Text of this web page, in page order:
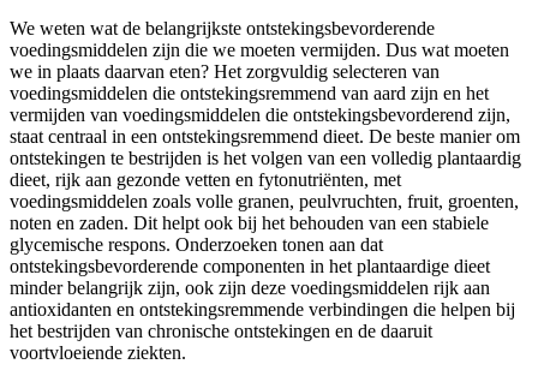
We weten wat de belangrijkste ontstekingsbevorderende
voedingsmiddelen zijn die we moeten vermijden. Dus wat moeten
we in plaats daarvan eten? Het zorgvuldig selecteren van
voedingsmiddelen die ontstekingsremmend van aard zijn en het
vermijden van voedingsmiddelen die ontstekingsbevorderend zijn,
staat centraal in een ontstekingsremmend dieet. De beste manier om
ontstekingen te bestrijden is het volgen van een volledig plantaardig
dieet, rijk aan gezonde vetten en fytonutriënten, met
voedingsmiddelen zoals volle granen, peulvruchten, fruit, groenten,
noten en zaden. Dit helpt ook bij het behouden van een stabiele
glycemische respons. Onderzoeken tonen aan dat
ontstekingsbevorderende componenten in het plantaardige dieet
minder belangrijk zijn, ook zijn deze voedingsmiddelen rijk aan
antioxidanten en ontstekingsremmende verbindingen die helpen bij
het bestrijden van chronische ontstekingen en de daaruit
voortvloeiende ziekten.